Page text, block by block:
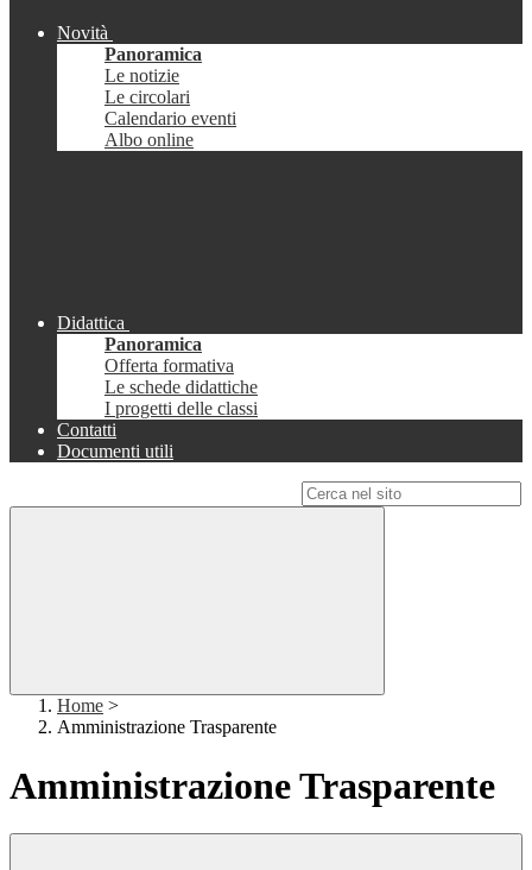
Novità
Panoramica
Le notizie
Le circolari
Calendario eventi
Albo online
Didattica
Panoramica
Offerta formativa
Le schede didattiche
I progetti delle classi
Contatti
Documenti utili
Home >
Amministrazione Trasparente
Amministrazione Trasparente